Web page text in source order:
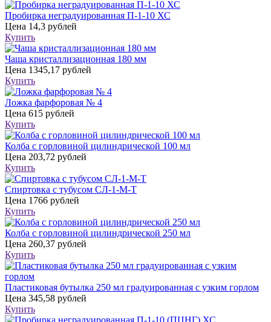
Пробирка неградуированная П-1-10 ХС
Цена 14,3 рублей
Купить
Чаша кристаллизационная 180 мм
Цена 1345,17 рублей
Купить
Ложка фарфоровая № 4
Цена 615 рублей
Купить
Колба с горловиной цилиндрической 100 мл
Цена 203,72 рублей
Купить
Спиртовка с тубусом СЛ-1-М-Т
Цена 1766 рублей
Купить
Колба с горловиной цилиндрической 250 мл
Цена 260,37 рублей
Купить
Пластиковая бутылка 250 мл градуированная с узким горлом
Цена 345,58 рублей
Купить